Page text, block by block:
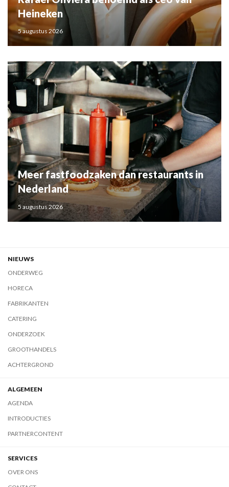
Heineken
5 augustus 2026
Meer fastfoodzaken dan restaurants in
Nederland
5 augustus 2026
NIEUWS
ONDERWEG
HORECA
FABRIKANTEN
CATERING
ONDERZOEK
GROOTHANDELS
ACHTERGROND
ALGEMEEN
AGENDA
INTRODUCTIES
PARTNERCONTENT
SERVICES
OVER ONS